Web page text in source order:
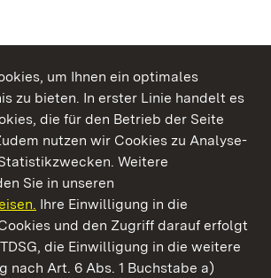
um Ihnen ein optimales
zu bieten. In erster Linie handelt es
die für den Betrieb der Seite
nutzen wir Cookies zu Analyse-
Weitere
Sie in unseren
Ihre Einwilligung in die
und den Zugriff darauf erfolgt
die Einwilligung in die weitere
nach Art. 6 Abs. 1 Buchstabe a)
Genießen.
Gärten Baden‑Württemberg
und Gärten Baden-Württemberg